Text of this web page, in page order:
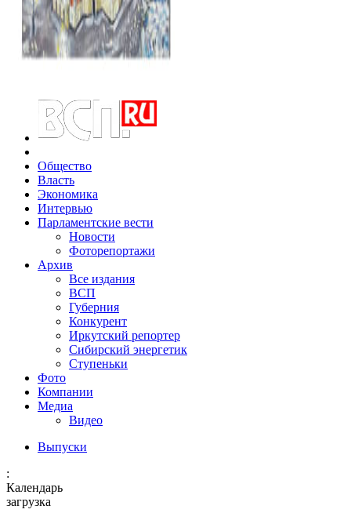
Общество
Власть
Экономика
Интервью
Парламентские вести
Новости
Фоторепортажи
Архив
Все издания
ВСП
Губерния
Конкурент
Иркутский репортер
Сибирский энергетик
Ступеньки
Фото
Компании
Медиа
Видео
Выпуски
:
Календарь
загрузка